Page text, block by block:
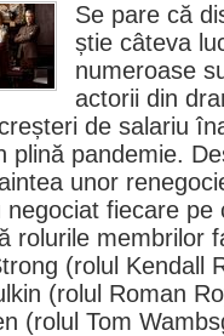
Se pare că
știe câteva
numeroase
actorii din
de salariu
plină pandemie.
unor
negociat fiecare
rolurile membrilor
(rolul Kendall
(rolul Roman
(rolul Tom